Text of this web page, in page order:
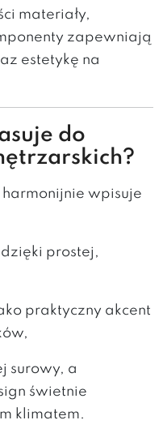
materiały,
zapewniają
estetykę na
do
wpisuje
dzięki prostej,
praktyczny akcent
surowy, a
świetnie
klimatem.